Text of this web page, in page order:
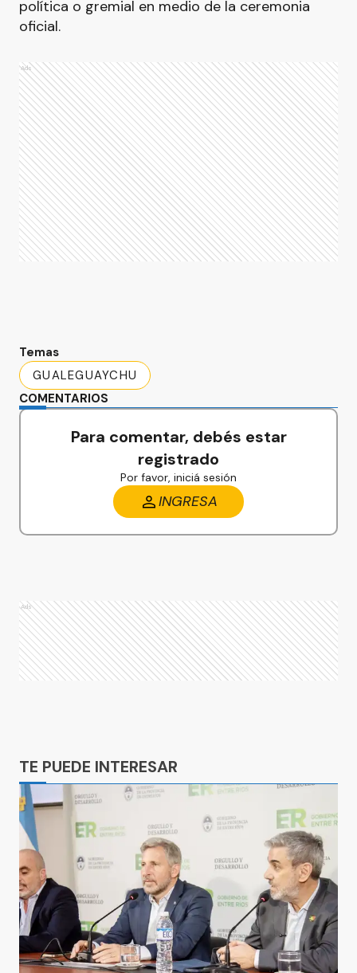
política o gremial en medio de la ceremonia
oficial.
Ads
Temas
GUALEGUAYCHU
COMENTARIOS
Para comentar, debés estar
registrado
Por favor, iniciá sesión
INGRESA
Ads
TE PUEDE INTERESAR